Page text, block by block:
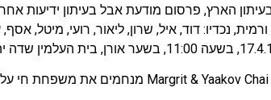
הארץ, פרסום מודעת אבל בעיתון ידיעות
נכדיו: דוד, איל, שרון, ליאור, רועי, מיטל,